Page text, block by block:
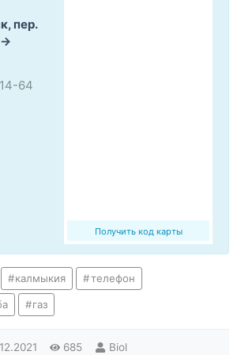
Получить код карты
пер.
64
калмыкия телефон
газ
685 Biol